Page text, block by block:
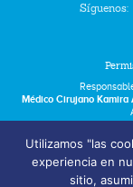
Síguenos:
Médico Cirujano Kamira
Utilizamos "las
experiencia en
sitio,